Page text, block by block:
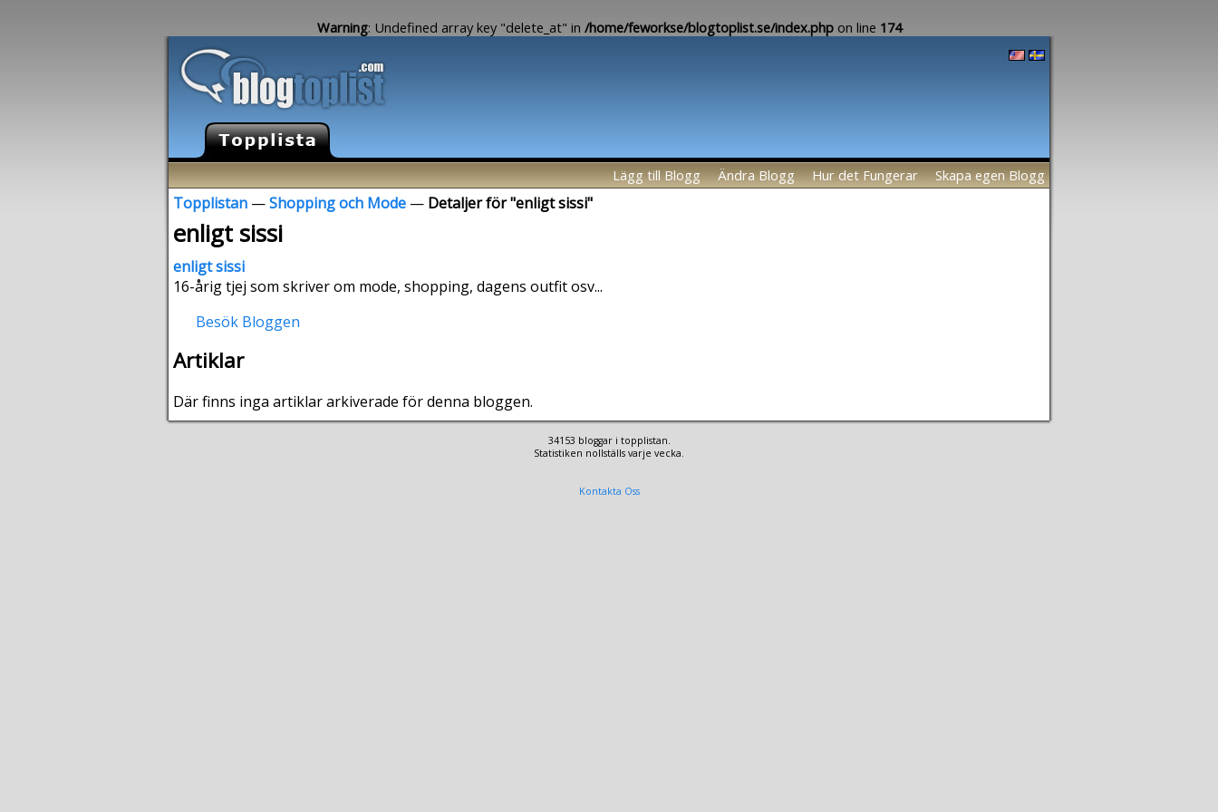
Warning: Undefined array key "delete_at" in /home/feworkse/blogtoplist.se/index.phpon line 174
Lägg till Blogg Ändra Blogg Hur det Fungerar Skapa egen Blogg
Topplistan —Shopping och Mode — Detaljer för "enligt sissi"
enligt sissi
enligt sissi
16-årig tjej som skriver om mode, shopping, dagens outfit osv...
Besök Bloggen
Artiklar
Där finns inga artiklar arkiverade för denna bloggen.
34153 bloggar i topplistan.
Statistiken nollställs varje vecka.
Kontakta Oss